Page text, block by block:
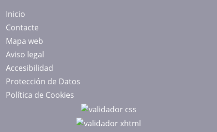
Inicio
Contacte
Mapa web
Aviso legal
Accesibilidad
Protección de Datos
Política de Cookies